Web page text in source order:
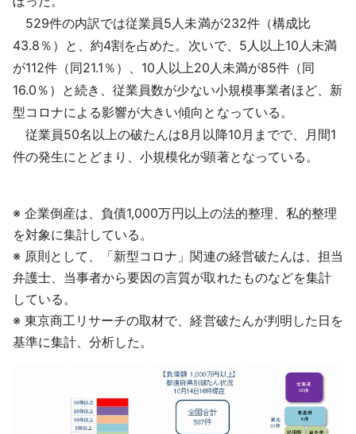
529件の内訳では従業員5人未満が232件（構成比
43.8％）と、約4割を占めた。次いで、5人以上10人未満
が112件（同21.1％）、10人以上20人未満が85件（同
16.0％）と続き、従業員数が少ない小規模事業者ほど、新
型コロナによる影響が大きい傾向となっている。
従業員50名以上の破たんは8月以降10月までで、月間1
件の発生にとどまり、小規模化が顕著となっている。
※ 企業倒産は、負債1,000万円以上の法的整理、私的整理
を対象に集計している。
※ 原則として、「新型コロナ」関連の経営破たんは、担当
弁護士、当事者から要因の言質が取れたものなどを集計
している。
※ 東京商工リサーチの取材で、経営破たんが判明した日を
基準に集計、分析した。